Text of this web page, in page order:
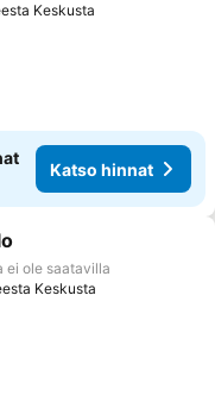
Keskusta
Katso hinnat
ei ole saatavilla
Keskusta